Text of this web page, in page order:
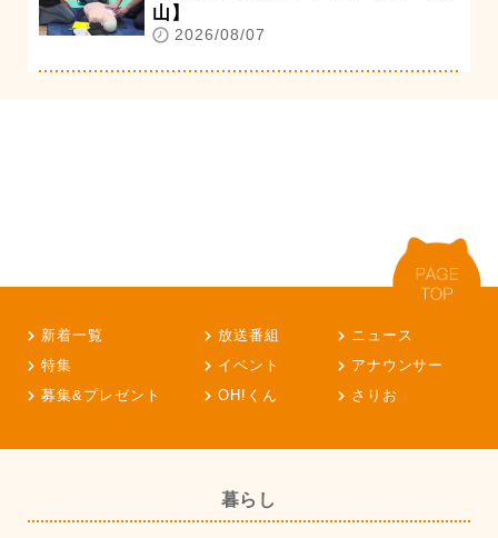
山】
2026/08/07
新着一覧 放送番組
ニュース
特集
イベント
アナウンサー
募集&プレゼント
OH!くん さりお
暮らし